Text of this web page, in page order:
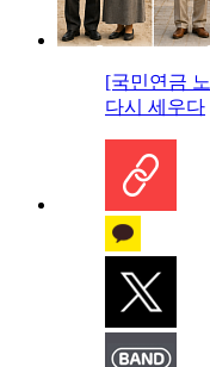
[국민연금
다시 세우다